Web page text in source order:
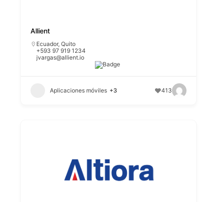
Allient
Ecuador,Quito
+593 97 919 1234
jvargas@allient.io
Aplicaciones móviles +3 413